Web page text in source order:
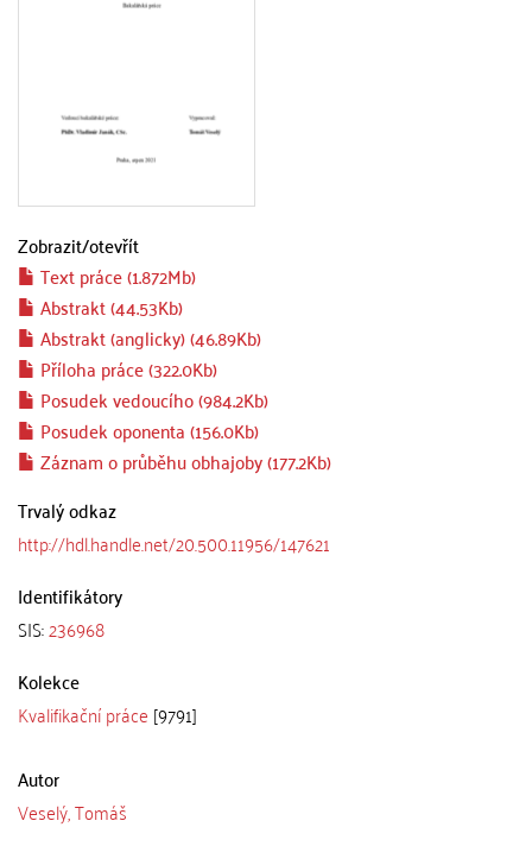
Zobrazit/otevřít
Text práce (1.872Mb)
Abstrakt (44.53Kb)
Abstrakt (anglicky) (46.89Kb)
Příloha práce (322.0Kb)
Posudek vedoucího (984.2Kb)
Posudek oponenta (156.0Kb)
Záznam o průběhu obhajoby (177.2Kb)
Trvalý odkaz
http://hdl.handle.net/20.500.11956/147621
Identifikátory
SIS:236968
Kolekce
Kvalifikační práce [9791]
Autor
Veselý, Tomáš